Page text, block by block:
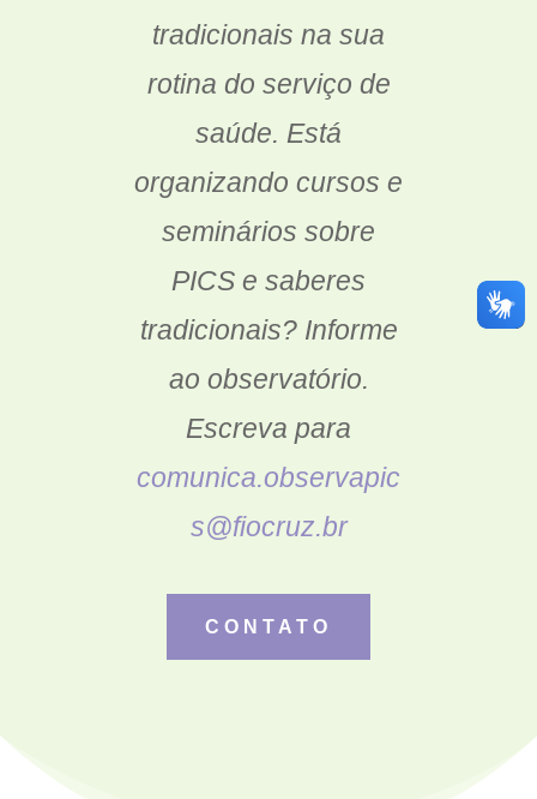
tradicionais na sua
rotina do serviço de
saúde. Está
organizando cursos e
seminários sobre
PICS e saberes
tradicionais? Informe
ao observatório.
Escreva para
comunica.observapic
s@fiocruz.br
CONTATO